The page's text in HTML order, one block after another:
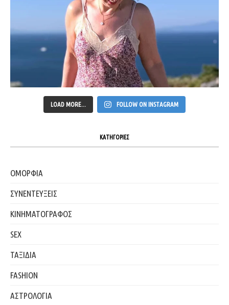
LOAD MORE... FOLLOW ON INSTAGRAM
ΚΑΤΗΓΟΡΙΕΣ
ΟΜΟΡΦΙΑ
ΣΥΝΕΝΤΕΥΞΕΙΣ
ΚΙΝΗΜΑΤΟΓΡΑΦΟΣ
SEX
ΤΑΞΙΔΙΑ
FASHION
ΑΣΤΡΟΛΟΓΙΑ